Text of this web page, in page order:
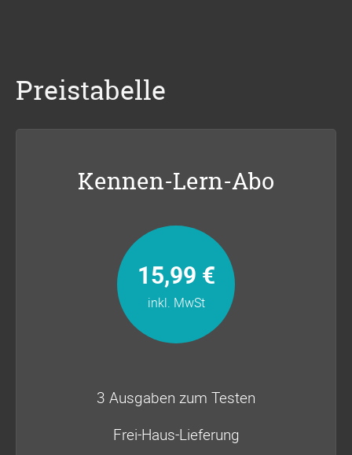
Preistabelle
Kennen-Lern-Abo
15,99 €
inkl. MwSt
3 Ausgaben zum Testen
Frei-Haus-Lieferung